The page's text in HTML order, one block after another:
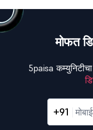
मोफत
5paisa
+91